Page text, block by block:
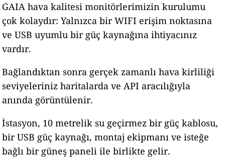
GAIA hava kalitesi monitörlerimizin kurulumu
çok kolaydır: Yalnızca bir WIFI erişim noktasına
ve USB uyumlu bir güç kaynağına ihtiyacınız
vardır.
Bağlandıktan sonra gerçek zamanlı hava kirliliği
seviyeleriniz haritalarda ve API aracılığıyla
anında görüntülenir.
İstasyon, 10 metrelik su geçirmez bir güç kablosu,
bir USB güç kaynağı, montaj ekipmanı ve isteğe
bağlı bir güneş paneli ile birlikte gelir.